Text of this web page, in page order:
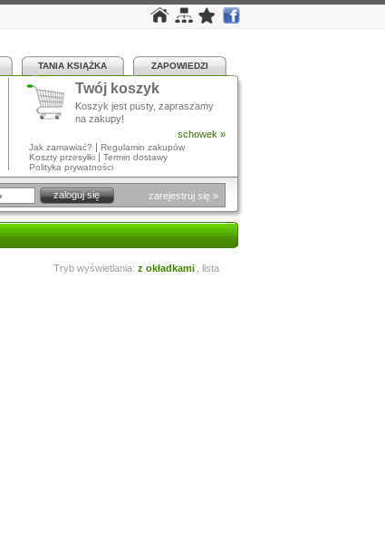
TANIA KSIĄŻKA ZAPOWIEDZI
Twój koszyk
Koszyk jest pusty, zapraszamy
na zakupy!
schowek »
Jak zamawiać? | Regulamin zakupów
Koszty przesyłki | Termin dostawy
Polityka prywatności
zarejestruj się »
Tryb wyświetlania: z okładkami lista